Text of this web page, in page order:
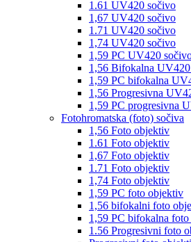
1.61 UV420 sočivo
1,67 UV420 sočivo
1.71 UV420 sočivo
1,74 UV420 sočivo
1,59 PC UV420
1,56 Bifokalna UV420
1,59 PC bifokalna
1,56 Progresivna
1,59 PC progresivna
Fotohromatska (foto) sočiva
1,56 Foto objektiv
1.61 Foto objektiv
1,67 Foto objektiv
1.71 Foto objektiv
1,74 Foto objektiv
1,59 PC foto objektiv
1,56 bifokalni foto
1,59 PC bifokalna foto
1.56 Progresivni foto